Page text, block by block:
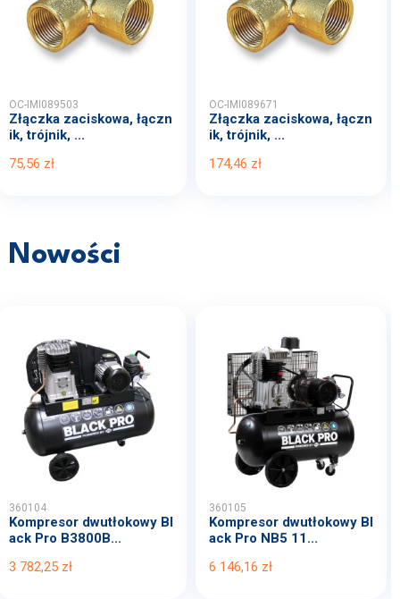
OC-IMI089503
Złączka zaciskowa, łączn
ik, trójnik, ...
75,56 zł
OC-IMI089671
Złączka zaciskowa, łączn
ik, trójnik, ...
174,46 zł
Nowości
360104
Kompresor dwutłokowy Bl
ack Pro B3800B...
3 782,25 zł
360105
Kompresor dwutłokowy Bl
ack Pro NB5 11...
6 146,16 zł